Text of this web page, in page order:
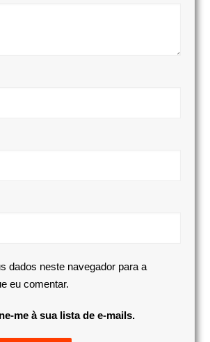
dados neste navegador para a
eu comentar.
me à sua lista de e-mails.